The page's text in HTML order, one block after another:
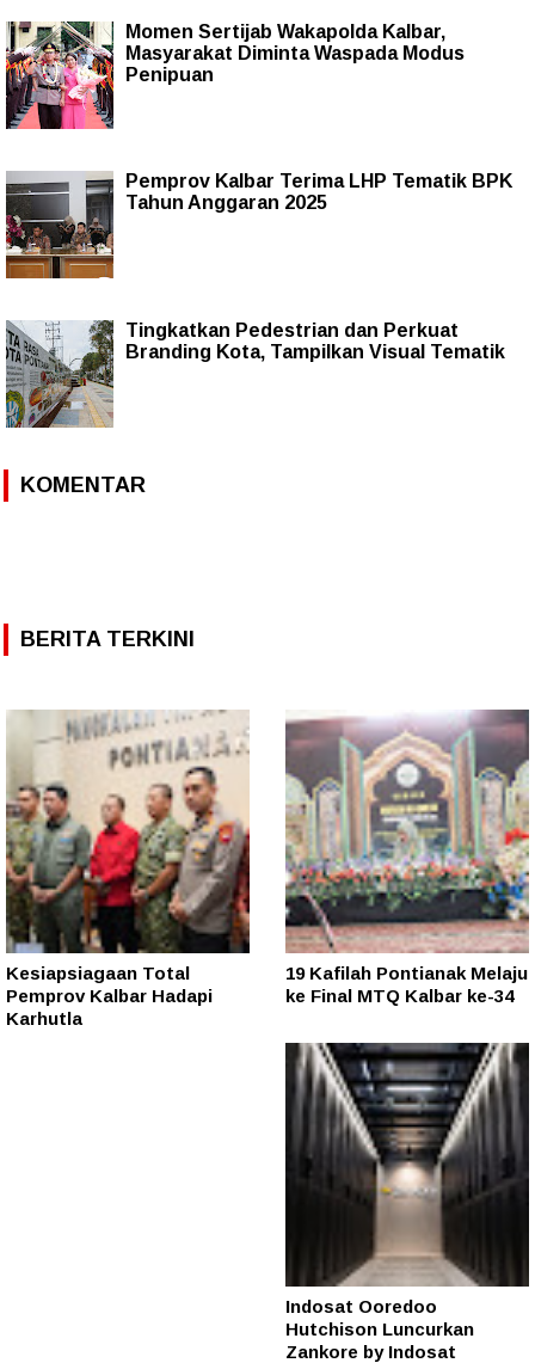
Momen Sertijab Wakapolda Kalbar,
Masyarakat Diminta Waspada Modus
Penipuan
Pemprov Kalbar Terima LHP Tematik BPK
Tahun Anggaran 2025
Tingkatkan Pedestrian dan Perkuat
Branding Kota, Tampilkan Visual Tematik
KOMENTAR
BERITA TERKINI
Kesiapsiagaan Total
Pemprov Kalbar Hadapi
Karhutla
19 Kafilah Pontianak Melaju
ke Final MTQ Kalbar ke-34
Indosat Ooredoo
Hutchison Luncurkan
Zankore by Indosat